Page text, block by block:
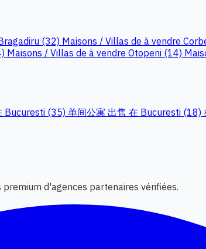
(32) Maisons / Villas de à vendre
Maisons / Villas de à vendre Otopeni (14)
Bucuresti (35) 单间公寓 出售 在 Bucuresti (18)
d'agences partenaires vérifiées.